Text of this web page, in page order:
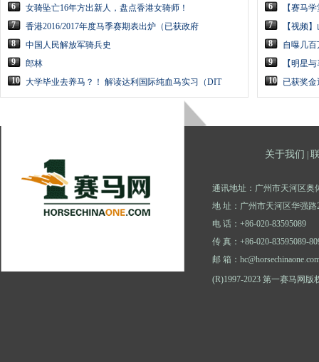
6
女骑坠亡16年方出新人，盘点香港女骑师！
7
香港2016/2017年度马季赛期表出炉（已获政府
8
中国人民解放军骑兵史
9
郎林
10 大学毕业去养马？！ 解读达利国际纯血马实习（DIT
6
【赛马
7
【视频
8
自曝几
9
【明星
10
已获奖金
关于我们 |
通讯地址：广州市天河区奥
地 址：广州市天河区华强路
电 话：+86-020-83595089
传 真：+86-020-83595089-
邮 箱：
(R)1997-2023 第一赛马网版